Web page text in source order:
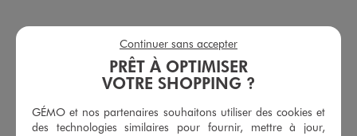
Ensemble de sport 2 pièces veste zippée et pantalon garçon
4.5/5 de moyenne
(36 avis)
AJOUTERAU PANIER
Jean loose en coton délavé garçon
5/5 de moyenne
AJOUTERAU PANIER
PRÊT À OPTIMISER
VOTRE SHOPPING ?
GÉMO et nos partenaires souhaitons utiliser des cookies et
des technologies similaires pour fournir, mettre à jour,
Continuer sans accepter